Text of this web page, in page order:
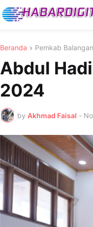
Beranda Pemkab Balangan
Abdul
2024
by Akhmad Faisal -